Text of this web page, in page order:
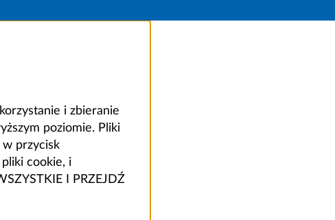
i zbieranie
poziomie. Pliki
w przycisk
cookie, i
I PRZEJDŹ